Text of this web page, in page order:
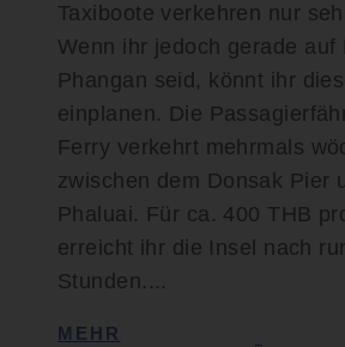
Taxiboote verkehren nur
Wenn ihr jedoch gerade auf
Phangan seid, könnt ihr
einplanen. Die
Ferry verkehrt mehrmals
zwischen dem Donsak Pier
Phaluai. Für ca. 400 THB
erreicht ihr die Insel nach
Stunden....
MEHR